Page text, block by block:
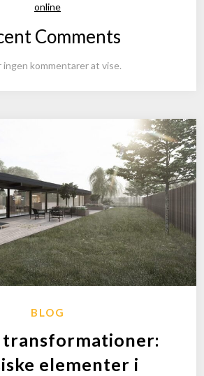
online
Comments
ingen kommentarer at vise.
BLOG
transformationer:
elementer i